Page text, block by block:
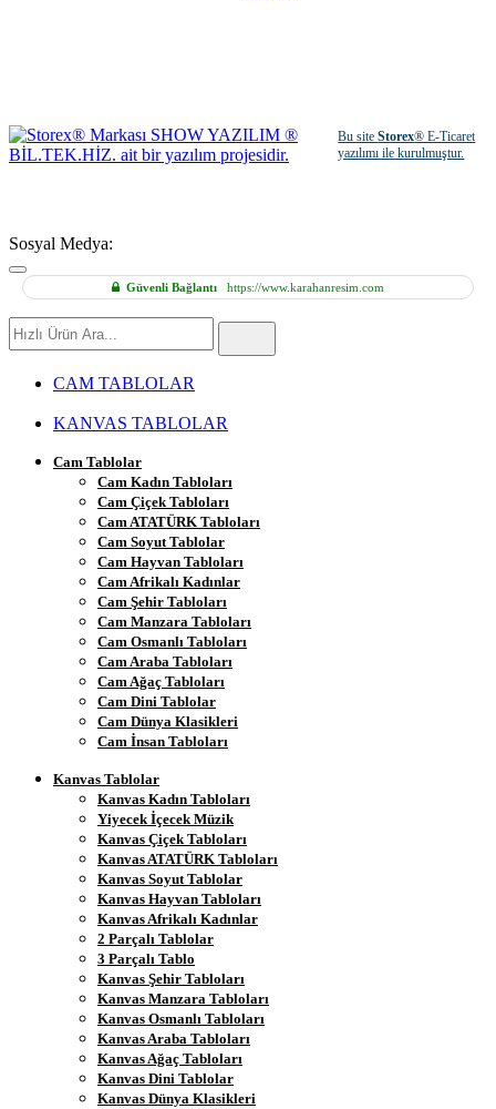
Bu siteStorex® E-Ticaret
yazılımı ile kurulmuştur.
Sosyal Medya:
Güvenli Bağlantı https://www.karahanresim.com
Hızlı
Ürün
CAM TABLOLAR
KANVAS TABLOLAR
Cam Tablolar
Cam Kadın Tabloları
Cam Çiçek Tabloları
Cam ATATÜRK Tabloları
Cam Soyut Tablolar
Cam Hayvan Tabloları
Cam Afrikalı Kadınlar
Cam Şehir Tabloları
Cam Manzara Tabloları
Cam Osmanlı Tabloları
Cam Araba Tabloları
Cam Ağaç Tabloları
Cam Dini Tablolar
Cam Dünya Klasikleri
Cam İnsan Tabloları
Kanvas Tablolar
Kanvas Kadın Tabloları
Yiyecek İçecek Müzik
Kanvas Çiçek Tabloları
Kanvas ATATÜRK Tabloları
Kanvas Soyut Tablolar
Kanvas Hayvan Tabloları
Kanvas Afrikalı Kadınlar
2 Parçalı Tablolar
3 Parçalı Tablo
Kanvas Şehir Tabloları
Kanvas Manzara Tabloları
Kanvas Osmanlı Tabloları
Kanvas Araba Tabloları
Kanvas Ağaç Tabloları
Kanvas Dini Tablolar
Kanvas Dünya Klasikleri